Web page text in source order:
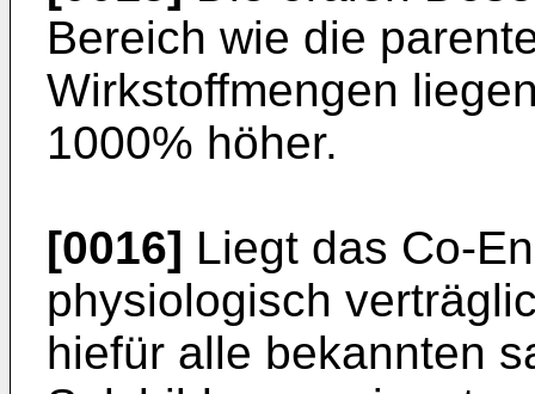
Bereich wie die
Wirkstoffmengen
1000% höher.
[0016] Liegt das Co-
physiologisch
hiefür alle bekannten